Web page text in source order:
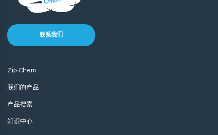
联系我们
Zip-Chem
我们的产品
产品搜索
知识中心